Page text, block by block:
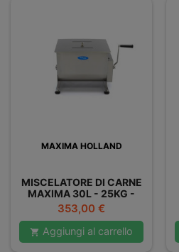
MAXIMA HOLLAND
MISCELATORE DI CARNE
MAXIMA 30L - 25KG -
DOPPIO
Prezzo
353,00 €
 Aggiungi al carrello